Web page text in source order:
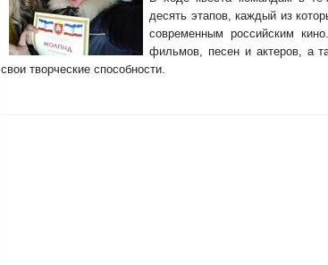
десять этапов, каждый из
современным российским
фильмов, песен и актеров, а
свои творческие способности.